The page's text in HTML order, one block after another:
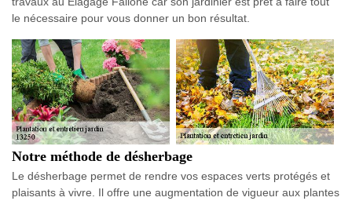
le nécessaire pour vous donner un bon résultat.
Notre méthode de désherbage
Le désherbage permet de rendre vos espaces verts protégés et
plaisants à vivre. Il offre une augmentation de vigueur aux plantes